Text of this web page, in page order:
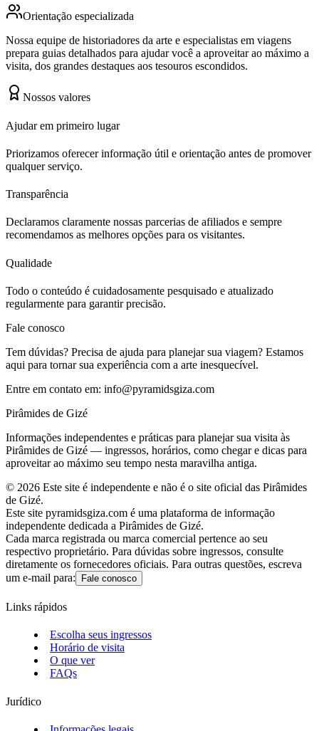
Orientação especializada
Nossa equipe de historiadores da arte e especialistas em viagens
prepara guias detalhados para ajudar você a aproveitar ao máximo a
visita, dos grandes destaques aos tesouros escondidos.
Nossos valores
Ajudar em primeiro lugar
Priorizamos oferecer informação útil e orientação antes de promover
qualquer serviço.
Transparência
Declaramos claramente nossas parcerias de afiliados e sempre
recomendamos as melhores opções para os visitantes.
Qualidade
Todo o conteúdo é cuidadosamente pesquisado e atualizado
regularmente para garantir precisão.
Fale conosco
Tem dúvidas? Precisa de ajuda para planejar sua viagem? Estamos
aqui para tornar sua experiência com a arte inesquecível.
Entre em contato em: info@pyramidsgiza.com
Pirâmides de Gizé
Informações independentes e práticas para planejar sua visita às
Pirâmides de Gizé — ingressos, horários, como chegar e dicas para
aproveitar ao máximo seu tempo nesta maravilha antiga.
© 2026 Este site é independente e não é o site oficial das Pirâmides
de Gizé.
Este site pyramidsgiza.com é uma plataforma de informação
independente dedicada a Pirâmides de Gizé.
Cada marca registrada ou marca comercial pertence ao seu
respectivo proprietário. Para dúvidas sobre ingressos, consulte
diretamente os fornecedores oficiais. Para outras questões, escreva
um e-mail para:
Fale conosco
Links rápidos
Escolha seus ingressos
Horário de visita
O que ver
FAQs
Jurídico